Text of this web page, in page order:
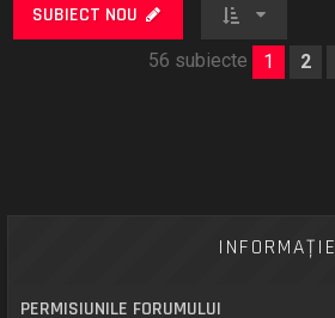
SUBIECT NOU
56 subiecte 1 2
INFORMAŢIE
PERMISIUNILE FORUMULUI